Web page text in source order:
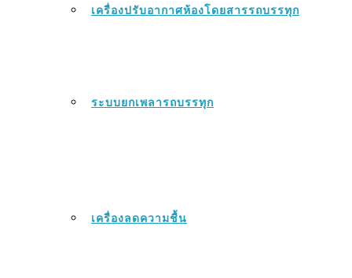
เครื่องปรับอากาศห้องโดยสารรถบรรทุก
ระบบยกเพลารถบรรทุก
เครื่องลดความชื้น